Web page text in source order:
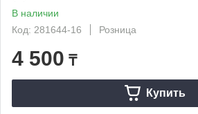
В наличии
Код: 281644-16
Розница
4 500 ₸
Купить